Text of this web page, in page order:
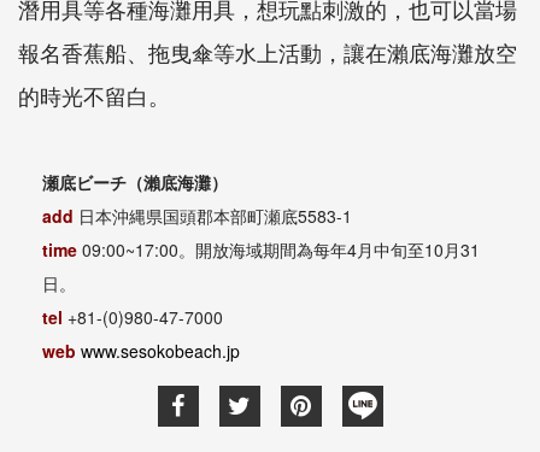
潛用具等各種海灘用具，想玩點刺激的，也可以當場
報名香蕉船、拖曳傘等水上活動，讓在瀨底海灘放空
的時光不留白。
瀬底ビーチ（瀨底海灘）
add 日本沖縄県国頭郡本部町瀬底5583-1
time 09:00~17:00。開放海域期間為每年4月中旬至10月31
日。
tel +81-(0)980-47-7000
web www.sesokobeach.jp